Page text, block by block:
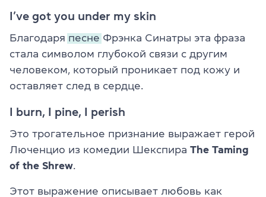
I’ve got you under my skin
Благодаря песне Фрэнка Синатры эта фраза
стала символом глубокой связи с другим
человеком, который проникает под кожу и
оставляет след в сердце.
I burn, I pine, I perish
Это трогательное признание выражает герой
Люченцио из комедии Шекспира The Taming
of the Shrew
Этот выражение описывает любовь как